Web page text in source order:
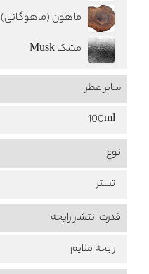
ماهون (ماهوگانی) Mahogany
مشک Musk
سایز عطر
100ml
نوع
تستر
قدرت انتشار رایحه
رایحه ملایم